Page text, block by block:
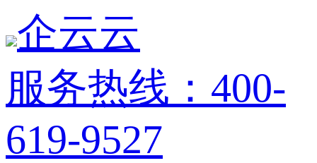
企云云
服务热线：400-
619-9527